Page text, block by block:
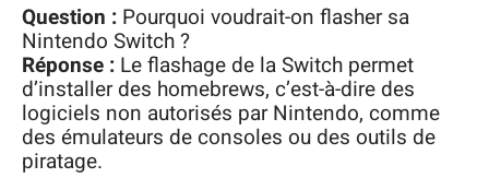
Question : Pourquoi voudrait-on flasher sa
Nintendo Switch ?
Réponse : Le flashage de la Switch permet
d’installer des homebrews, c’est-à-dire des
logiciels non autorisés par Nintendo, comme
des émulateurs de consoles ou des outils de
piratage.